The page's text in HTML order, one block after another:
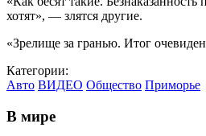
хотят», — злятся другие.
«Зрелище за гранью. Итог
Категории:
Авто ВИДЕО Общество Приморье
В мире